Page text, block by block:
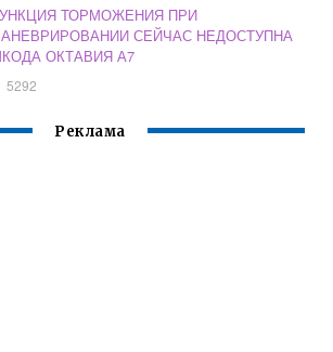
ТОРМОЖЕНИЯ ПРИ
СЕЙЧАС НЕДОСТУПНА
ОКТАВИЯ А7
5292
Реклама